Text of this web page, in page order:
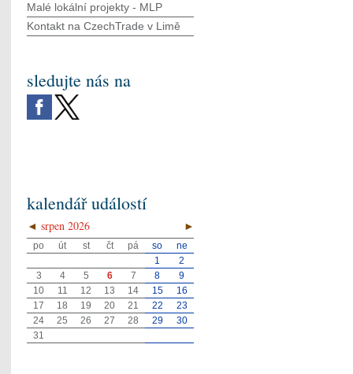
Malé lokální projekty - MLP
Kontakt na CzechTrade v Limě
sledujte nás na
kalendář událostí
◄ ►
srpen 2026
po út st čt pá so
ne
1
2
3
4 5 6 7 8
9
10
11 12 13 14 15
16
17
18 19 20 21 22
23
24
25 26 27 28 29
30
31